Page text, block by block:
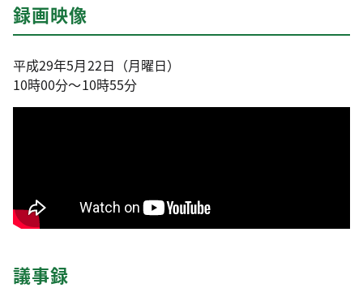
録画映像
平成29年5月22日（月曜日）
10時00分～10時55分
議事録